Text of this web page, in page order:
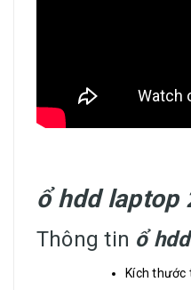
ổ hdd laptop
Thông tin ổ
Kích thước